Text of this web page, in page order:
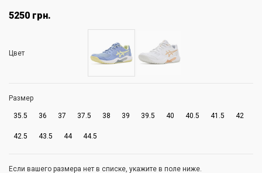
5250 грн.
Цвет
Размер
35.5 36 37 37.5 38 39 39.5 40 40.5 41.5 42
42.5 43.5 44 44.5
Если вашего размера нет в списке, укажите в поле ниже.